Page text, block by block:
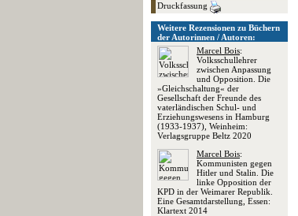
Druckfassung
Weitere Rezensionen zu Büchern
der Autorinnen / Autoren:
Marcel Bois:
Volksschullehrer
zwischen Anpassung
und Opposition. Die
»Gleichschaltung« der
Gesellschaft der Freunde des
vaterländischen Schul- und
Erziehungswesens in Hamburg
(1933-1937), Weinheim:
Verlagsgruppe Beltz 2020
Marcel Bois:
Kommunisten gegen
Hitler und Stalin. Die
linke Opposition der
KPD in der Weimarer Republik.
Eine Gesamtdarstellung, Essen:
Klartext 2014